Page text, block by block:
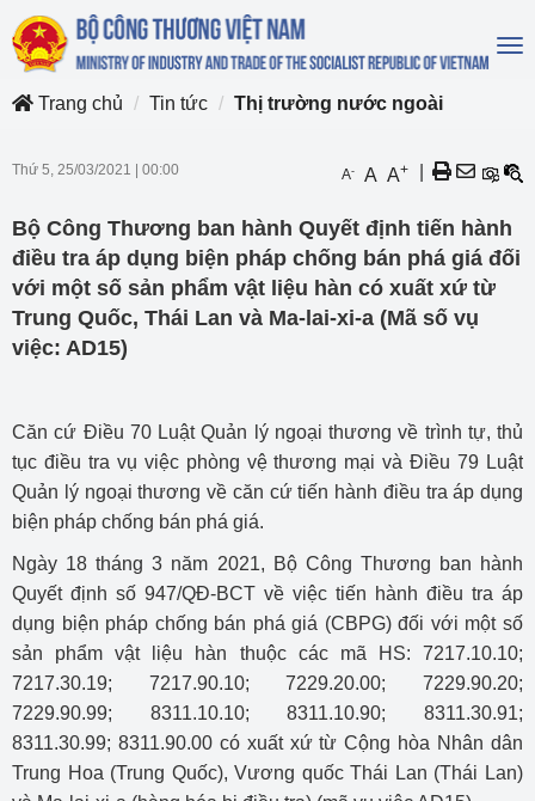
Trang chủ
Tin tức Thị trường nước ngoài
Thứ 5, 25/03/2021 00:00 A- A A+
Bộ Công Thương ban hành Quyết định tiến hành
điều tra áp dụng biện pháp chống bán phá giá đối
với một số sản phẩm vật liệu hàn có xuất xứ từ
Trung Quốc, Thái Lan và Ma-lai-xi-a (Mã số vụ
việc: AD15)
Căn cứ Điều 70 Luật Quản lý ngoại thương về trình tự, thủ
tục điều tra vụ việc phòng vệ thương mại và Điều 79 Luật
Quản lý ngoại thương về căn cứ tiến hành điều tra áp dụng
biện pháp chống bán phá giá.
Ngày 18 tháng 3 năm 2021, Bộ Công Thương ban hành
Quyết định số 947/QĐ-BCT về việc tiến hành điều tra áp
dụng biện pháp chống bán phá giá (CBPG) đối với một số
sản phẩm vật liệu hàn thuộc các mã HS: 7217.10.10;
7217.30.19; 7217.90.10; 7229.20.00; 7229.90.20;
7229.90.99; 8311.10.10; 8311.10.90; 8311.30.91;
8311.30.99; 8311.90.00 có xuất xứ từ Cộng hòa Nhân dân
Trung Hoa (Trung Quốc), Vương quốc Thái Lan (Thái Lan)